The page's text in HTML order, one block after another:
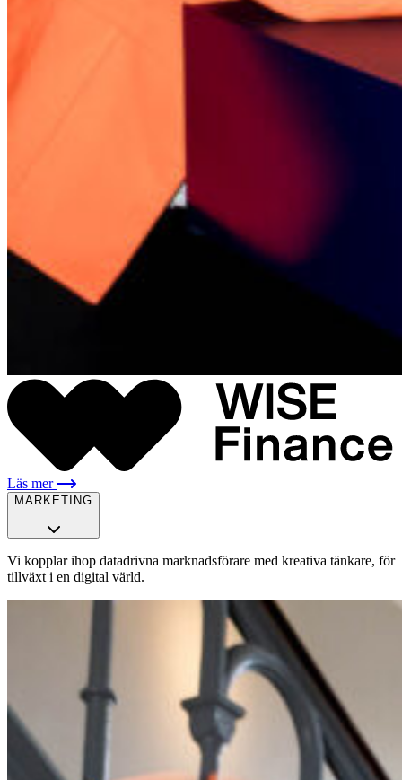
Läs mer
MARKETING
Vi kopplar ihop datadrivna marknadsförare med kreativa tänkare, för
tillväxt i en digital värld.